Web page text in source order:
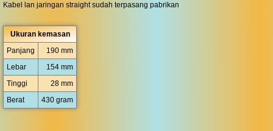
Kabel lan jaringan straight sudah terpasang pabrikan
Ukuran kemasan
Panjang
190 mm
Lebar
154 mm
Tinggi
28 mm
Berat
430 gram